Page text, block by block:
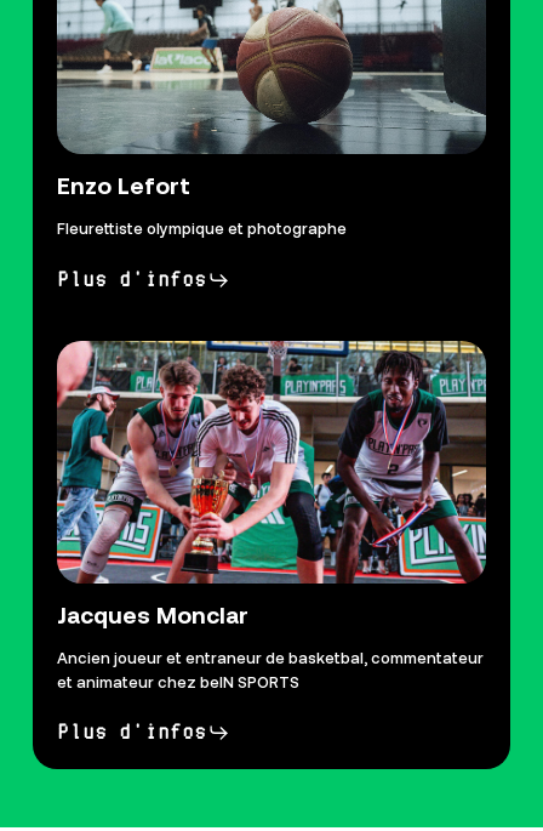
Enzo Lefort
Fleurettiste olympique et photographe
Plus d'infos
Jacques Monclar
Ancien joueur et entraneur de basketbal, commentateur
et animateur chez beIN SPORTS
Plus d'infos